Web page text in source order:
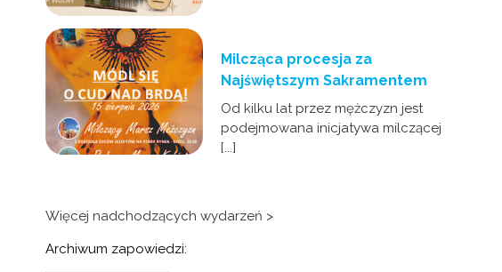
Milcząca procesja za
Najświętszym Sakramentem
Od kilku lat przez mężczyzn jest
podejmowana inicjatywa milczącej
[...]
Więcej nadchodzących wydarzeń >
Archiwum zapowiedzi: